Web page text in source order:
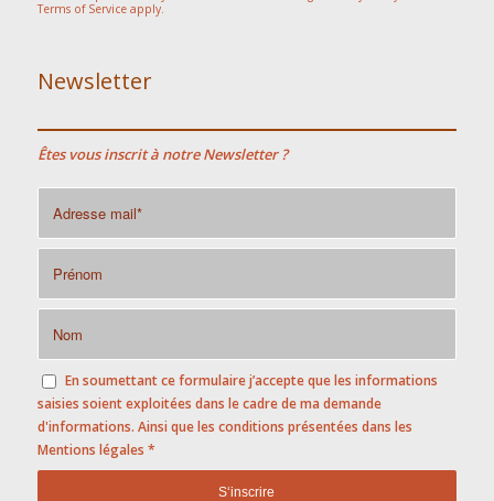
Terms of Serviceapply.
Newsletter
Êtes vous inscrit à notre Newsletter ?
En soumettant ce formulaire j’accepte que les informations
saisies soient exploitées dans le cadre de ma demande
d'informations. Ainsi que les conditions présentées dans les
Mentions légales *